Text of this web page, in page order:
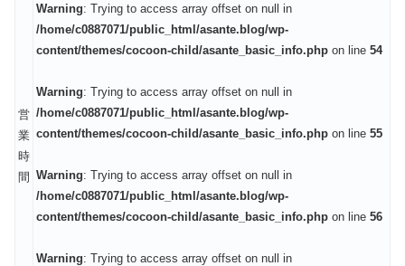
営
業
時
間
Warning: Trying to access array offset on null in
/home/c0887071/public_html/asante.blog/wp-
content/themes/cocoon-child/asante_basic_info.php on line 54
Warning: Trying to access array offset on null in
/home/c0887071/public_html/asante.blog/wp-
content/themes/cocoon-child/asante_basic_info.php on line 55
Warning: Trying to access array offset on null in
/home/c0887071/public_html/asante.blog/wp-
content/themes/cocoon-child/asante_basic_info.php on line 56
Warning: Trying to access array offset on null in